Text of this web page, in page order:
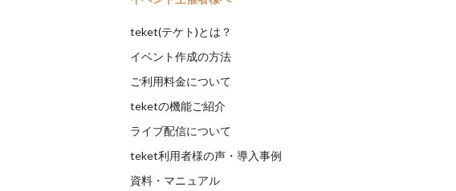
teket(テケト)とは？
イベント作成の方法
ご利用料金について
teketの機能ご紹介
ライブ配信について
teket利用者様の声・導入事例
資料・マニュアル